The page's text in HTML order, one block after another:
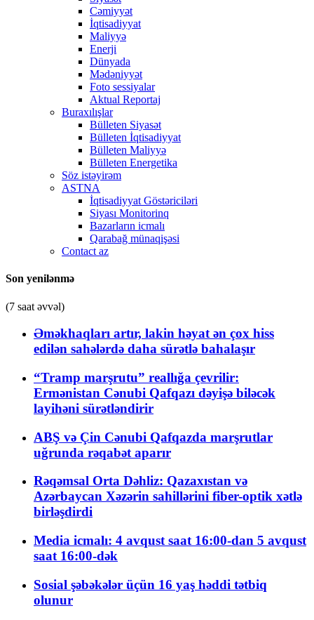
Cəmiyyət
İqtisadiyyat
Maliyyə
Enerji
Dünyada
Mədəniyyət
Foto sessiyalar
Aktual Reportaj
Buraxılışlar
Bülleten Siyasət
Bülleten İqtisadiyyat
Bülleten Maliyyə
Bülleten Energetika
Söz istəyirəm
ASTNA
İqtisadiyyat Göstəriciləri
Siyası Monitorinq
Bazarların icmalı
Qarabağ münaqişəsi
Contact az
Son yenilənmə
(7 saat əvvəl)
Əməkhaqları artır, lakin həyat ən çox hiss
edilən sahələrdə daha sürətlə bahalaşır
“Tramp marşrutu” reallığa çevrilir:
Ermənistan Cənubi Qafqazı dəyişə biləcək
layihəni sürətləndirir
ABŞ və Çin Cənubi Qafqazda marşrutlar
uğrunda rəqabət aparır
Rəqəmsal Orta Dəhliz: Qazaxıstan və
Azərbaycan Xəzərin sahillərini fiber-optik xətlə
birləşdirdi
Media icmalı: 4 avqust saat 16:00-dan 5 avqust
saat 16:00-dək
Sosial şəbəkələr üçün 16 yaş həddi tətbiq
olunur